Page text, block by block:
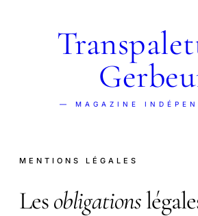
— MAGAZINE
MENTIONS LÉGALES
Lesobligations